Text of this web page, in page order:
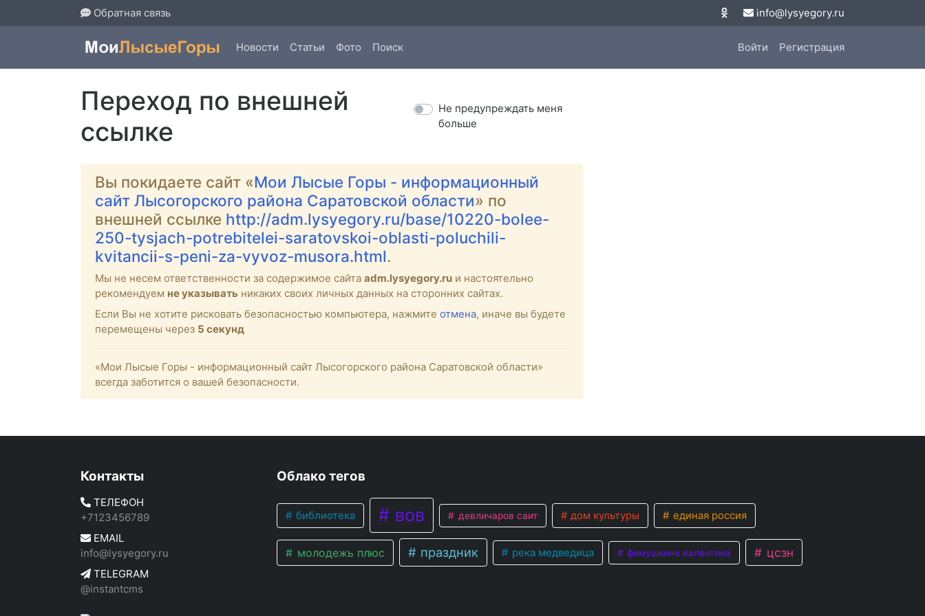
Обратная связь info@lysyegory.ru
Новости Статьи Фото Поиск Войти Регистрация
Переход по внешней
ссылке
Не предупреждать меня
больше
Вы покидаете сайт «Мои Лысые Горы - информационный
сайт Лысогорского района Саратовской области» по
внешней ссылке http://adm.lysyegory.ru/base/10220-bolee-
250-tysjach-potrebitelei-saratovskoi-oblasti-poluchili-
kvitancii-s-peni-za-vyvoz-musora.html.
Мы не несем ответственности за содержимое сайта adm.lysyegory.ru и настоятельно
рекомендуем не указывать никаких своих личных данных на сторонних сайтах.
Если Вы не хотите рисковать безопасностью компьютера, нажмите отмена, иначе вы будете
перемещены через 4 секунд
«Мои Лысые Горы - информационный сайт Лысогорского района Саратовской области»
всегда заботится о вашей безопасности.
Контакты
ТЕЛЕФОН
+7123456789
EMAIL
info@lysyegory.ru
TELEGRAM
@instantcms
Облако тегов
библиотека вов девличаров саит дом культуры единая россия
молодежь плюс праздник река медведица фимушкина валентина цсзн